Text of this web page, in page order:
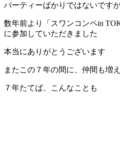
パーティーばかりではないです
数年前より「スワンコンペin
に参加していただきました
本当にありがとうございます
またこの７年の間に、仲間も増
７年たてば、こんなことも